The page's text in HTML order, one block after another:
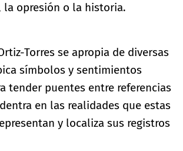
la opresión o la historia.
Torres se apropia de diversas
símbolos y sentimientos
tender puentes entre referencias
en las realidades que estas
y localiza sus registros